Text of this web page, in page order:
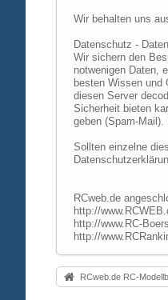
Wir behalten uns
Datenschutz -
Wir sichern den
notwenigen Daten,
besten Wissen und
diesen Server
Sicherheit bieten
geben (Spam-
Sollten einzelne
RCweb.de
http://
http://www.RC-
http://
RCweb.de RC-